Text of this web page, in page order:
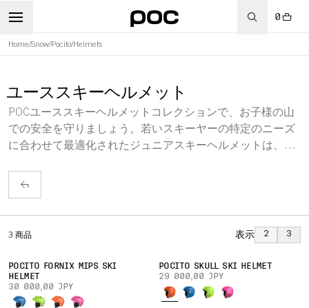
0
Home/Snow/Pocito/Helmets
ユーススキーヘルメット
POCユーススキーヘルメットコレクションで、お子様の山
での安全を守りましょう。若いスキーヤーの特定のニーズ
に合わせて最適化されたジュニアスキーヘルメットは、最
3 商品 表示 2 3
POCITO FORNIX MIPS SKI
HELMET
30 000,00 JPY
POCITO SKULL SKI HELMET
29 000,00 JPY